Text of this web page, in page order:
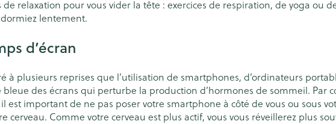
Pieds secs, callosités et
crevasses
Ampoules
Cors
Afficher plus
Vernis à ongles
Renforcement des ongles
Afficher plus
Accessoires aérosol
Oxygène
aiguilles
Afficher plus
Système respiratoire
Muscles et articulations Système nerveux
relaxation pour vous vider la tête : exercices de respiration, de yoga ou
lentement.
d’écran
à plusieurs reprises que l’utilisation de smartphones, d’ordinateurs
des écrans qui perturbe la production d’hormones de sommeil. Par
est important de ne pas poser votre smartphone à côté de vous ou sous
cerveau. Comme votre cerveau est plus actif, vous vous réveillerez plus